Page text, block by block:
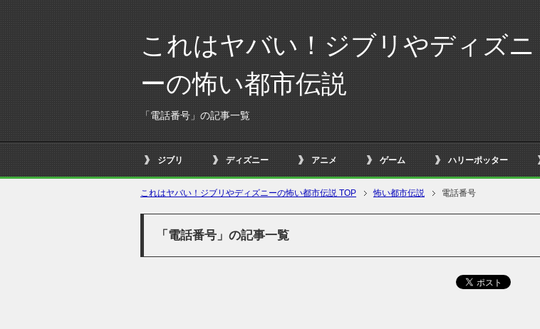
これはヤバい！ジブリやディズニ
ーの怖い都市伝説
「電話番号」の記事一覧
ジブリ ディズニー アニメ ゲーム ハリーポッター
これはヤバい！ジブリやディズニーの怖い都市伝説 TOP 怖い都市伝説 電話番号
「電話番号」の記事一覧